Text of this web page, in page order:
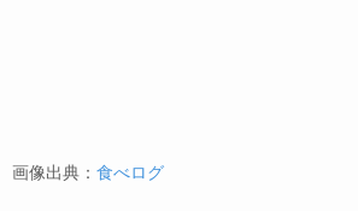
画像出典： 食べログ